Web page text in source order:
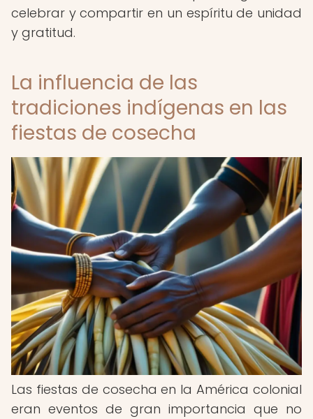
celebrar y compartir en un espíritu de unidad
y gratitud.
La influencia de las
tradiciones indígenas en las
fiestas de cosecha
Las fiestas de cosecha en la América colonial
eran eventos de gran importancia que no